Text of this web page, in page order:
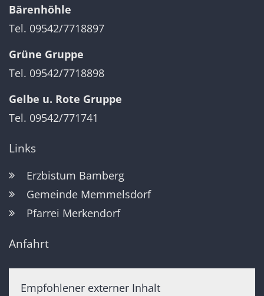
Bärenhöhle
Tel. 09542/7718897
Grüne Gruppe
Tel. 09542/7718898
Gelbe u. Rote Gruppe
Tel. 09542/771741
Links
Erzbistum Bamberg
Gemeinde Memmelsdorf
Pfarrei Merkendorf
Anfahrt
Empfohlener externer Inhalt